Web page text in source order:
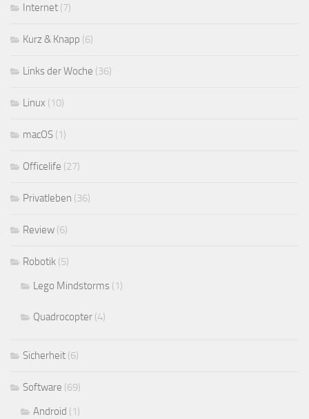
Internet (7)
Kurz & Knapp (6)
Links der Woche (36)
Linux (10)
macOS (1)
Officelife (27)
Privatleben (36)
Review (6)
Robotik (5)
Lego Mindstorms (1)
Quadrocopter (4)
Sicherheit (6)
Software (69)
Android (1)